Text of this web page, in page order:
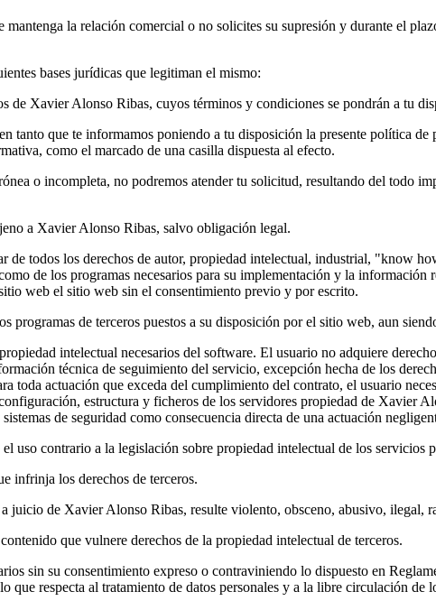
mantenga la relación comercial o no solicites su supresión y durante el
bases jurídicas que legitiman el mismo:
Xavier Alonso Ribas, cuyos términos y condiciones se pondrán a tu
que te informamos poniendo a tu disposición la presente política de
como el marcado de una casilla dispuesta al efecto.
o incompleta, no podremos atender tu solicitud, resultando del todo
a Xavier Alonso Ribas, salvo obligación legal.
de todos los derechos de autor, propiedad intelectual, industrial, "know
de los programas necesarios para su implementación y la
web el sitio web sin el consentimiento previo y por escrito.
programas de terceros puestos a su disposición por el sitio web, aun
intelectual necesarios del software. El usuario no adquiere
técnica de seguimiento del servicio, excepción hecha de los
toda actuación que exceda del cumplimiento del contrato, el usuario
estructura y ficheros de los servidores propiedad de Xavier
de seguridad como consecuencia directa de una actuación
el uso contrario a la legislación sobre propiedad intelectual de los servicios
infrinja los derechos de terceros.
juicio de Xavier Alonso Ribas, resulte violento, obsceno, abusivo, ilegal,
que vulnere derechos de la propiedad intelectual de terceros.
sin su consentimiento expreso o contraviniendo lo dispuesto en
que respecta al tratamiento de datos personales y a la libre circulación de